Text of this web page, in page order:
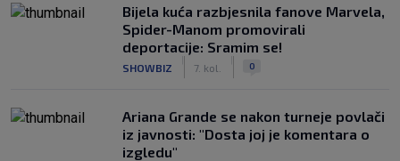
Bijela kuća razbjesnila fanove Marvela,
Spider-Manom promovirali
deportacije: Sramim se!
SHOWBIZ 7. kol. 0
Ariana Grande se nakon turneje povlači
iz javnosti: "Dosta joj je komentara o
izgledu"